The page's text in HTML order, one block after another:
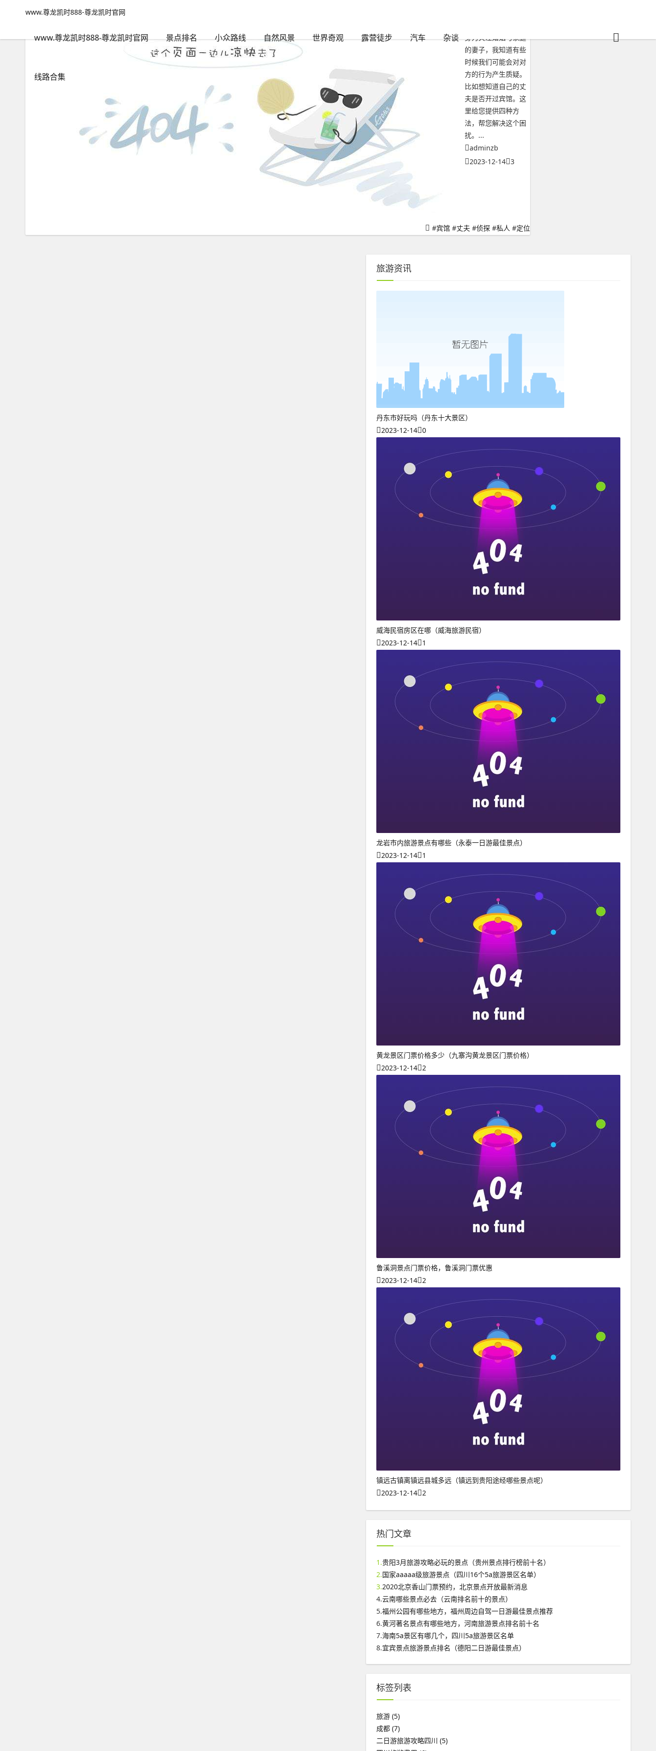
www.尊龙凯时888-尊龙凯时官网
www.尊龙凯时888-尊龙凯时官网 景点排名 小众路线 自然风景 世界奇观 露营徒步 汽车 杂谈
线路合集
www.尊龙凯时888-尊龙凯时官网
身为关注婚姻与家庭
的妻子，我知道有些
时候我们可能会对对
方的行为产生质疑。
比如想知道自己的丈
夫是否开过宾馆。这
里给您提供四种方
法，帮您解决这个困
扰。...
adminzb
2023-12-14 3
#宾馆 #丈夫 #侦探 #私人 #定位
旅游资讯
丹东市好玩吗（丹东十大景区）
2023-12-14 0
威海民宿房区在哪（威海旅游民宿）
2023-12-14 1
龙岩市内旅游景点有哪些（永泰一日游最佳景点）
2023-12-14 1
黄龙景区门票价格多少（九寨沟黄龙景区门票价格）
2023-12-14 2
鲁溪洞景点门票价格，鲁溪洞门票优惠
2023-12-14 2
镇远古镇离镇远县城多远（镇远到贵阳途经哪些景点呢）
2023-12-14 2
热门文章
1.贵阳3月旅游攻略必玩的景点（贵州景点排行榜前十名）
2.国家aaaaa级旅游景点（四川16个5a旅游景区名单）
3.2020北京香山门票预约，北京景点开放最新消息
4.云南哪些景点必去（云南排名前十的景点）
5.福州公园有哪些地方，福州周边自驾一日游最佳景点推荐
6.黄河著名景点有哪些地方，河南旅游景点排名前十名
7.海南5a景区有哪几个，四川5a旅游景区名单
8.宜宾景点旅游景点排名（德阳二日游最佳景点）
标签列表
旅游 (5)
成都 (7)
二日游旅游攻略四川 (5)